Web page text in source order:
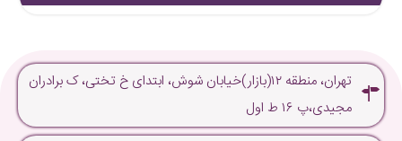
تهران، منطقه ۱۲(بازار)خیابان شوش، ابتدای خ تختی، ک برادران
مجیدی،پ ۱۶ ط اول